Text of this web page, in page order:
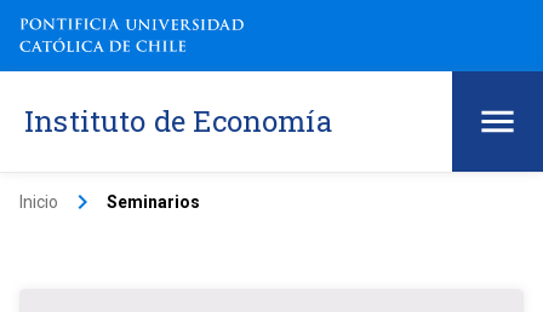
Instituto de Economía
Inicio keyboard_arrow_right Seminarios